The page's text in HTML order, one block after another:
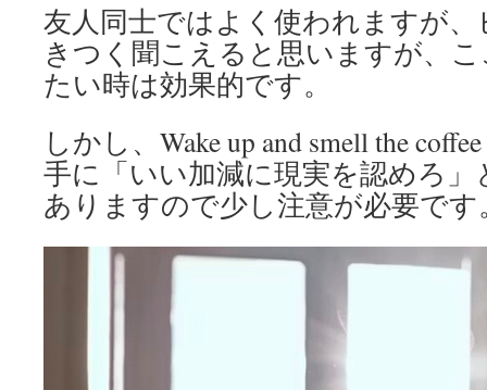
友人同士ではよく使われますが
きつく聞こえると思いますが、
たい時は効果的です。
しかし、Wake up and smell the
手に「いい加減に現実を認めろ
ありますので少し注意が必要です